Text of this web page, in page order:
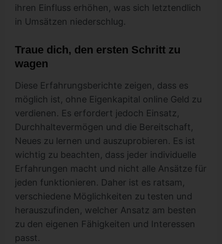
ihren Einfluss erhöhen, was sich letztendlich
in Umsätzen niederschlug.
Traue dich, den ersten Schritt zu
wagen
Diese Erfahrungsberichte zeigen, dass es
möglich ist, ohne Eigenkapital online Geld zu
verdienen. Es erfordert jedoch Einsatz,
Durchhaltevermögen und die Bereitschaft,
Neues zu lernen und auszuprobieren. Es ist
wichtig zu beachten, dass jeder individuelle
Erfahrungen macht und nicht alle Ansätze für
jeden funktionieren. Daher ist es ratsam,
verschiedene Möglichkeiten zu testen und
herauszufinden, welcher Ansatz am besten
zu den eigenen Fähigkeiten und Interessen
passt.